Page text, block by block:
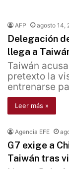
AFP agosto 14,
Delegación
llega a
Taiwán
pretexto la
entrenarse
Leer más »
Agencia EFE
G7 exige a
Taiwán tras